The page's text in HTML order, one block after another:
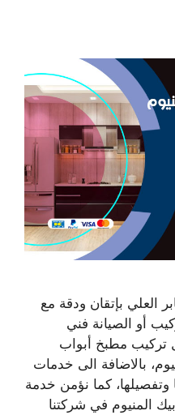
العلي بإتقان ودقة مع
أو الصيانة فني
تركيب مطبخ أبواب
بالاضافة الى خدمات
وتفصيلها، كما نؤمن خدمة
المنيوم في شركتنا